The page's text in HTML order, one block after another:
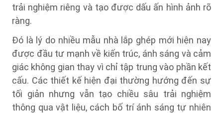
trải nghiệm riêng và tạo được dấu ấn hình ảnh rõ
ràng.
Đó là lý do nhiều mẫu nhà lắp ghép mới hiện nay
được đầu tư mạnh về kiến trúc, ánh sáng và cảm
giác không gian thay vì chỉ tập trung vào phần kết
cấu. Các thiết kế hiện đại thường hướng đến sự
tối giản nhưng vẫn tạo chiều sâu trải nghiệm
thông qua vật liệu, cách bố trí ánh sáng tự nhiên